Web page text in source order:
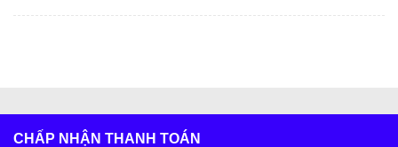
CHẤP NHẬN THANH TOÁN